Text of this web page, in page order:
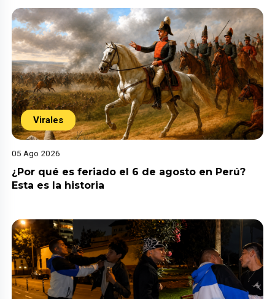
Virales
05 Ago 2026
¿Por qué es feriado el 6 de agosto en Perú?
Esta es la historia